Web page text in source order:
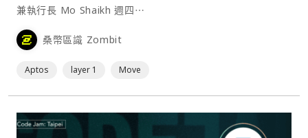
兼執行長 Mo Shaikh 週四⋯
桑幣區識 Zombit
Aptos layer 1 Move